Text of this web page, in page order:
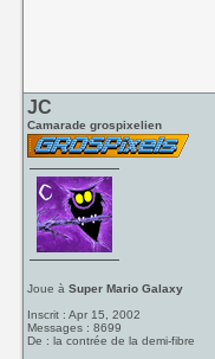
JC
Camarade grospixelien
Joue àSuper Mario Galaxy
Inscrit : Apr 15, 2002
Messages : 8699
De : la contrée de la demi-fibre